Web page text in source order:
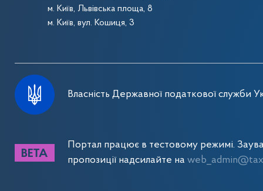
м. Київ, Львівська площа, 8
м. Київ, вул. Кошиця, 3
Власність Державної податкової служби
Портал працює в тестовому режимі.
пропозиції надсилайте на